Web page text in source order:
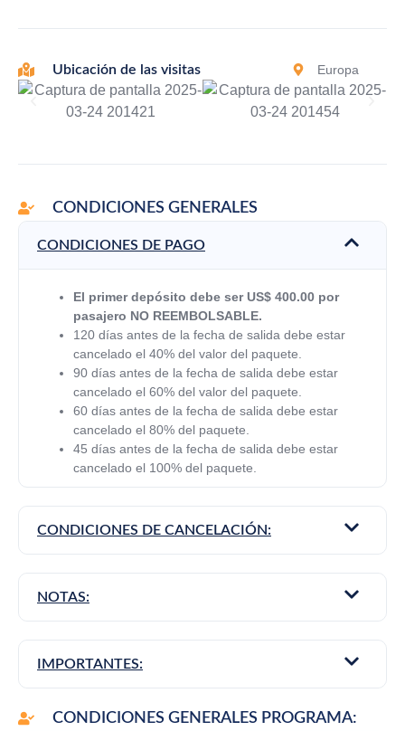
Ubicación de las visitas Europa
CONDICIONES GENERALES
CONDICIONES DE PAGO
El primer depósito debe ser US$ 400.00 por
pasajero NO REEMBOLSABLE.
120 días antes de la fecha de salida debe estar
cancelado el 40% del valor del paquete.
90 días antes de la fecha de salida debe estar
cancelado el 60% del valor del paquete.
60 días antes de la fecha de salida debe estar
cancelado el 80% del paquete.
45 días antes de la fecha de salida debe estar
cancelado el 100% del paquete.
CONDICIONES DE CANCELACIÓN:
NOTAS:
IMPORTANTES:
CONDICIONES GENERALES PROGRAMA: